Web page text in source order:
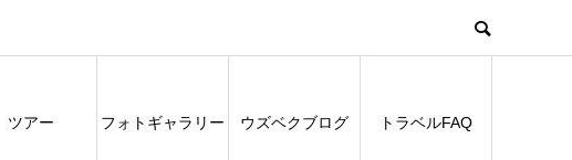
ツアー フォトギャラリー ウズベクブログ トラベルFAQ